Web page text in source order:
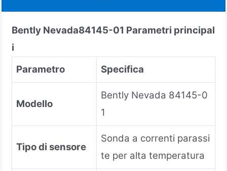
Bently Nevada84145-01 Parametri principal
i
Parametro
Specifica
Modello
Bently Nevada 84145-0
1
Tipo di sensore
Sonda a correnti parassi
te per alta temperatura